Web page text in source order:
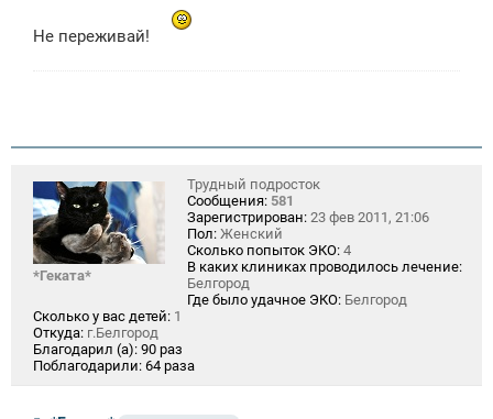
Не переживай!
*Геката*
Трудный подросток
Сообщения: 581
Зарегистрирован: 23 фев 2011, 21:06
Пол: Женский
Сколько попыток ЭКО: 4
В каких клиниках проводилось лечение:
Белгород
Где было удачное ЭКО: Белгород
Сколько у вас детей: 1
Откуда: г.Белгород
Благодарил (а): 90 раз
Поблагодарили: 64 раза